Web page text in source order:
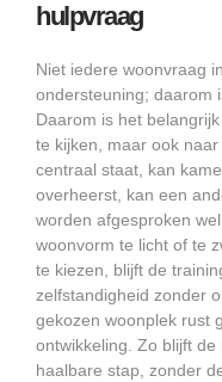
hulpvraag
Niet iedere woonvraag
ondersteuning; daarom
Daarom is het
te kijken, maar ook
centraal staat, kan
overheerst, kan een
worden afgesproken
woonvorm te licht of te
te kiezen, blijft de
zelfstandigheid zonder
gekozen woonplek rust
ontwikkeling. Zo blijft
haalbare stap, zonder